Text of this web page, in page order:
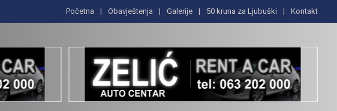
Početna Obavještenja Galerije 50 kruna za Ljubuški Kontakt